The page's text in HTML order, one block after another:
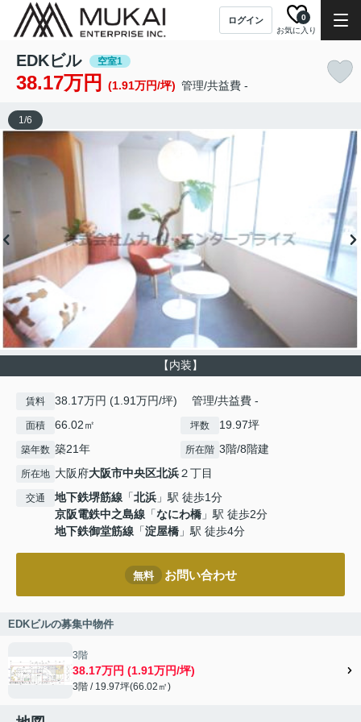
ログイン
お気に入り
0
EDKビル 空室1
38.17万円 (1.91万円/坪) 管理/共益費 -
【内装】
1/6
賃料 38.17万円 (1.91万円/坪) 管理/共益費 -
面積 66.02㎡ 坪数 19.97坪
築年数 築21年 所在階 3階/8階建
所在地 大阪府大阪市中央区北浜２丁目
交通 地下鉄堺筋線 「北浜 」駅 徒歩1分
京阪電鉄中之島線 「なにわ橋 」駅 徒歩2分
地下鉄御堂筋線 「淀屋橋 」駅 徒歩4分
無料 お問い合わせ
EDKビルの募集中物件
3階
38.17万円 (1.91万円/坪)
3階 / 19.97坪(66.02㎡)